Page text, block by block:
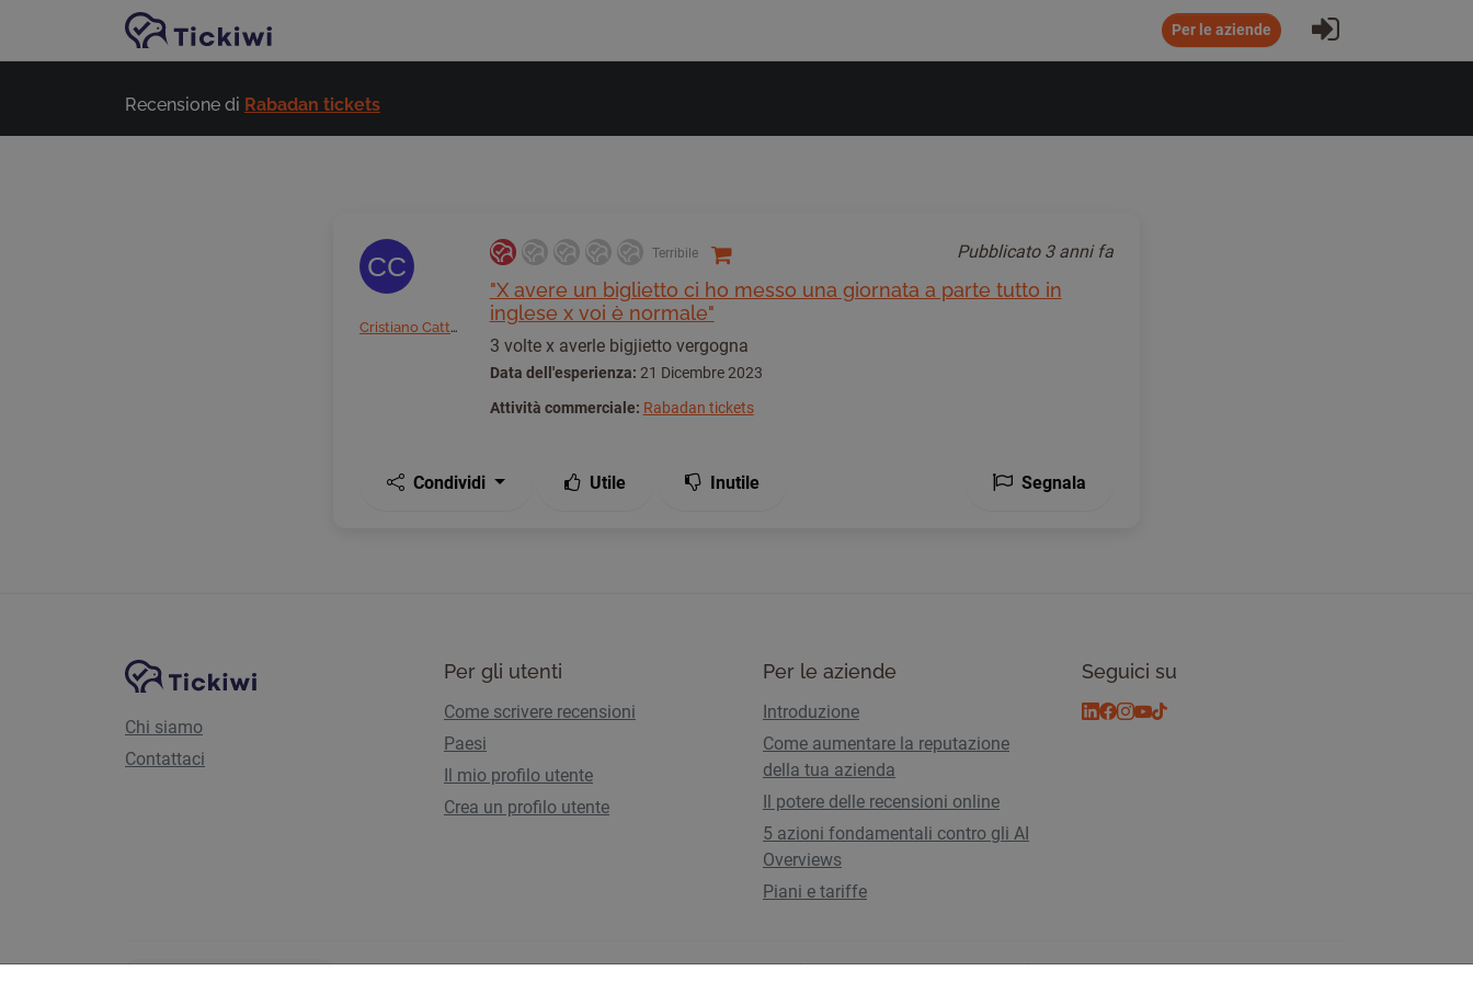
Vai al contenuto principale
Per le aziende Accesso
Recensione di Rabadan tickets
CC
Cristiano Cattaneo
Terribile Pubblicato 3 anni fa
"X avere un biglietto ci ho messo una giornata a parte tutto in
inglese x voi è normale"
3 volte x averle bigjietto vergogna
Data dell'esperienza: 21 Dicembre 2023
Attività commerciale: Rabadan tickets
Condividi Utile Inutile Segnala
Navigazione del sitoPiattaforma Tickiwi
Chi siamo
Contattaci
Per gli utenti
Come scrivere recensioni
Paesi
Il mio profilo utente
Crea un profilo utente
Per le aziende
Introduzione
Come aumentare la reputazione
della tua azienda
Il potere delle recensioni online
5 azioni fondamentali contro gli AI
Overviews
Piani e tariffe
Seguici su